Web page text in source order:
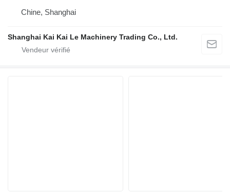
Chine, Shanghai
Shanghai Kai Kai Le Machinery Trading Co., Ltd.